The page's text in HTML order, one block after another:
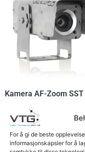
For å gi de beste
informasjonskapsler for å
Kamera AF-Zoom SST
Logg inn for å se priser
Les mer